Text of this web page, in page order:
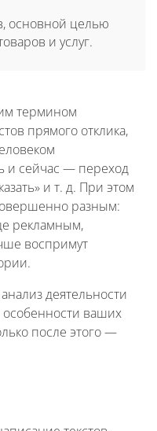
основной целью
и услуг.
термином
прямого отклика,
и сейчас — переход
и т. д. При этом
разным:
рекламным,
воспримут
деятельности
ваших
после этого —